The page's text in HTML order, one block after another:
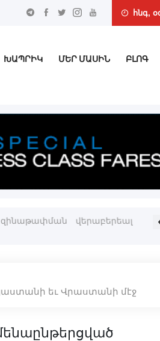
հնգ,
ԽԱՊՐԻԿ ՄԵՐ ՄԱՍԻՆ
ԲԼՈԳ
վերաբերեալ
եւ Վրաստանի մէջ